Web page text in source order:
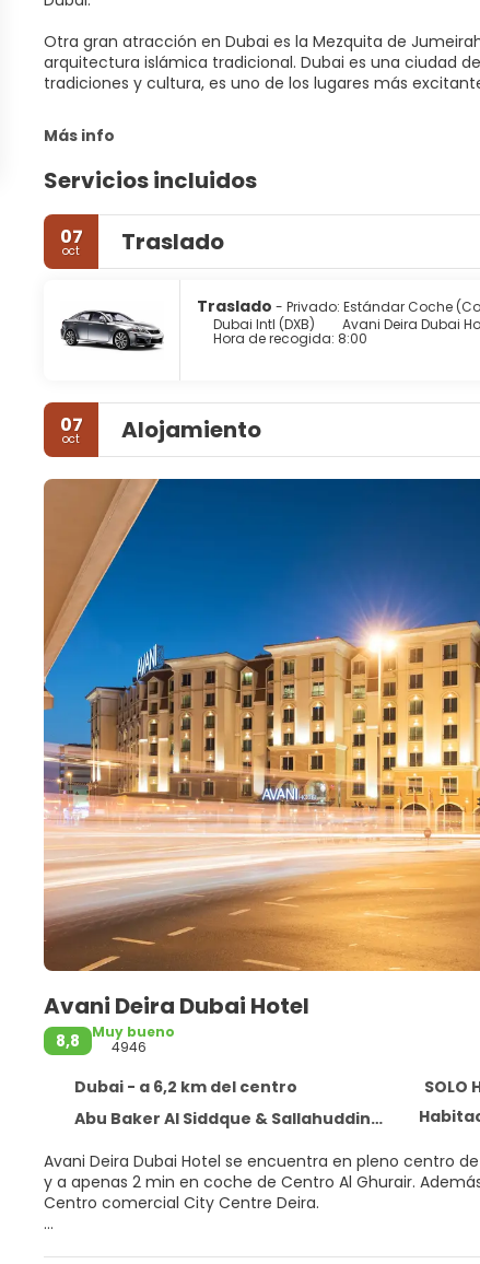
Otra gran atracción en Dubai es la Mezquita de
arquitectura islámica tradicional. Dubai es una ciudad
tradiciones y cultura, es uno de los lugares más
Más info
Servicios incluidos
07
oct Traslado
Traslado - Privado: Estándar Coche
Dubai Intl (DXB)
Avani Deira Dubai
Hora de recogida: 8:00
07
oct Alojamiento
Avani Deira Dubai Hotel
8,8
Muy bueno
4946
Dubai - a 6,2 km del centro
SOLO
Abu Baker Al Siddque & Sallahuddin Road, Dubai 234344
Avani Deira Dubai Hotel se encuentra en pleno centro
y a apenas 2 min en coche de Centro Al Ghurair. Además, este hotel para familias se encuentra a 3,4 km de Dubai Creek y a 3,8 km de
Centro comercial City Centre Deira.